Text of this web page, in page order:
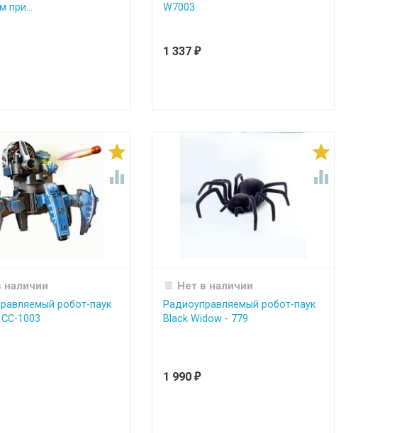
при...
W7003
1 337 ₽


наличии
робот-паук
1003


Нет в наличии
Радиоуправляемый робот-паук
Black Widow - 779
1 990 ₽